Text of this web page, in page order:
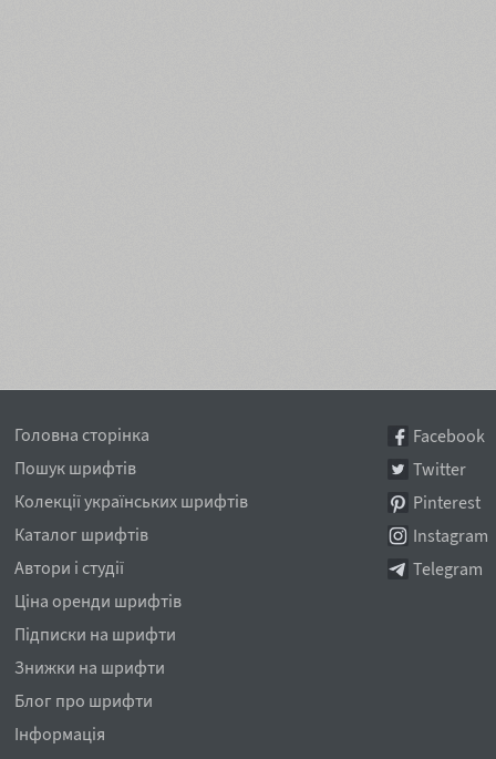
Головна сторінка
Пошук шрифтів
Колекції українських шрифтів
Каталог шрифтів
Автори і студії
Ціна оренди шрифтів
Підписки на шрифти
Знижки на шрифти
Блог про шрифти
Інформація
Facebook
Twitter
Pinterest
Instagram
Telegram